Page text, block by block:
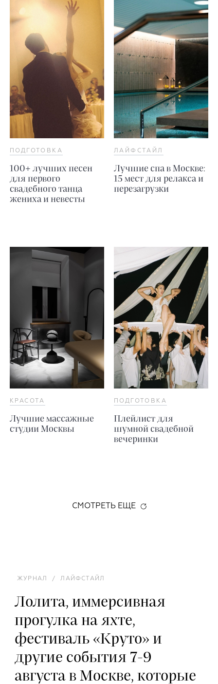
ПОДГОТОВКА
100+ лучших песен
для первого
свадебного танца
жениха и невесты
ЛАЙФСТАЙЛ
Лучшие спа в Москве:
15 мест для релакса и
перезагрузки
КРАСОТА
Лучшие массажные
студии Москвы
ПОДГОТОВКА
Плейлист для
шумной свадебной
вечеринки
СМОТРЕТЬ ЕЩЕ
ЖУРНАЛ / ЛАЙФСТАЙЛ
Лолита, иммерсивная
прогулка на яхте,
фестиваль «Круто» и
другие события 7-9
августа в Москве, которые